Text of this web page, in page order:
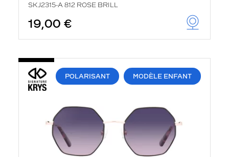
SKJ2315-A 812 ROSE BRILL
19,00 €
POLARISANT MODÈLE ENFANT